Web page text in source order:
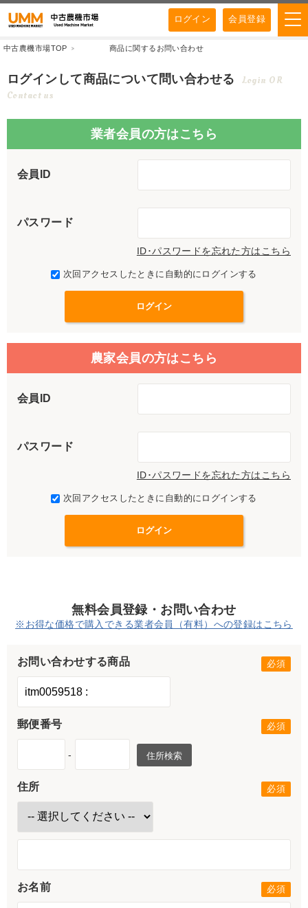
ログイン 会員登録
中古農機市場TOP 商品に関するお問い合わせ
ログインして商品について問い合わせる
Login OR
Contact us
業者会員の方はこちら
会員ID
パスワード
ID･パスワードを忘れた方はこちら
次回アクセスしたときに自動的にログインする
農家会員の方はこちら
会員ID
パスワード
ID･パスワードを忘れた方はこちら
次回アクセスしたときに自動的にログインする
無料会員登録・お問い合わせ
※お得な価格で購入できる業者会員（有料）への登録はこちら
お問い合わせする商品
郵便番号
- 住所検索
住所
お名前